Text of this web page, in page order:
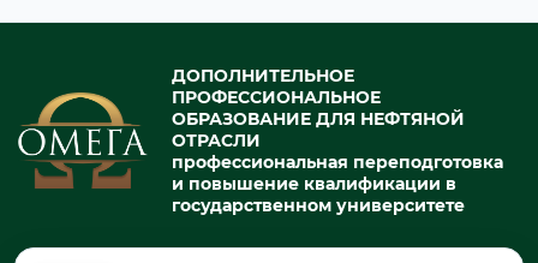
ДОПОЛНИТЕЛЬНОЕ
ПРОФЕССИОНАЛЬНОЕ
ОБРАЗОВАНИЕ ДЛЯ НЕФТЯНОЙ
ОТРАСЛИ
профессиональная переподготовка
и повышение квалификации в
государственном университете